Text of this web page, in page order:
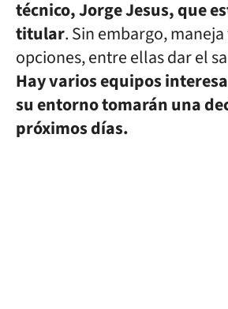
técnico, Jorge Jesus, que
titular. Sin embargo,
opciones, entre ellas dar el
Hay varios equipos
su entorno tomaránuna
próximos días.